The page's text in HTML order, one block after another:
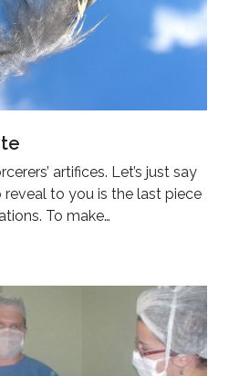
artifices. Let’s just say
to you is the last piece
To make…